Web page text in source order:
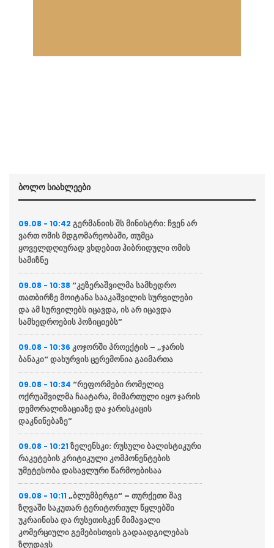
ბოლო სიახლეები
09.08 - 10:42 გერმანიის შს მინისტრი: ჩვენ არ
ვართ ომის მდგომარეობაში, თუმცა
ყოველდღიურად ვხდებით ჰიბრიდული ომის
სამიზნე
09.08 - 10:38 “კეზერაშვილმა სამხედრო
თათბირზე მოიტანა სააკაშვილის სურვილები
და ამ სურვილებს იცავდა, ის არ იცავდა
სამხედროების პოზიციებს”
09.08 - 10:36 კოჯორში პროექტის – „ჯარის
ბანაკი“ დახურვის ცერემონია გაიმართა
09.08 - 10:34 “რეფორმები რომელიც
ოქრუაშვილმა ჩაატარა, მიმართული იყო ჯარის
დემორალიზაციაზე და ჯარისკაცის
დაკნინებაზე”
09.08 - 10:21 ზელენსკი: რუსული ბალისტიკური
რაკეტების კრიტიკული კომპონენტების
უმეტესობა დასავლური წარმოებისაა
09.08 - 10:11 „ბლუმბერგი“ – თურქეთი შავ
ზღვაში საკუთარ ტერიტორიულ წყლებში
უკრაინისა და რუსეთისკენ მიმავალი
კომერციული გემებისთვის გადაადგილებას
ზღუდავს